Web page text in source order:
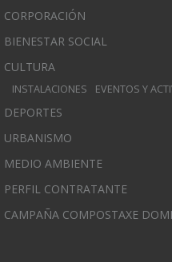
CORPORACIÓN
BIENESTAR SOCIAL
CULTURA
INSTALACIONES EVENTOS Y
DEPORTES
URBANISMO
MEDIO AMBIENTE
PERFIL CONTRATANTE
CAMPAÑA COMPOSTAXE